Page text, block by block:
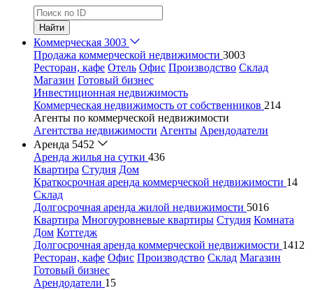
Найти
Коммерческая 3003
Продажа коммерческой недвижимости 3003
Ресторан, кафе Отель Офис Производство Склад
Магазин Готовый бизнес
Инвестиционная недвижимость
Коммерческая недвижимость от собственников 214
Агенты по коммерческой недвижимости
Агентства недвижимости Агенты Арендодатели
Аренда 5452
Аренда жилья на сутки 436
Квартира Студия Дом
Краткосрочная аренда коммерческой недвижимости 14
Склад
Долгосрочная аренда жилой недвижимости 5016
Квартира Многоуровневые квартиры Студия Комната
Дом Коттедж
Долгосрочная аренда коммерческой недвижимости 1412
Ресторан, кафе Офис Производство Склад Магазин
Готовый бизнес
Арендодатели 15